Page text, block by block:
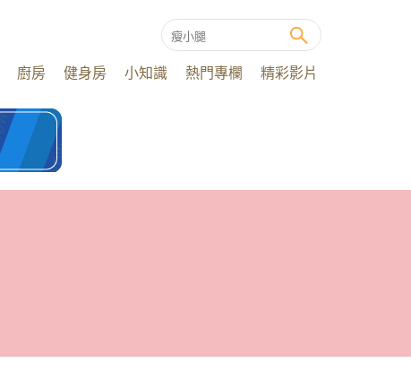
廚房 健身房 小知識 熱門專欄 精彩影片